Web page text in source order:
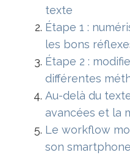
texte
Étape 1 :
les bons
Étape 2 :
différentes
Au-delà du
avancées et la
Le workflow
son smartphone